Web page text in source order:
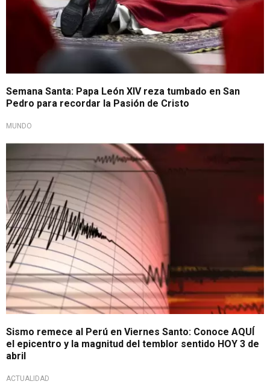
Semana Santa: Papa León XIV reza tumbado en San
Pedro para recordar la Pasión de Cristo
MUNDO
Sismo remece al Perú en Viernes Santo: Conoce AQUÍ
el epicentro y la magnitud del temblor sentido HOY 3 de
abril
ACTUALIDAD